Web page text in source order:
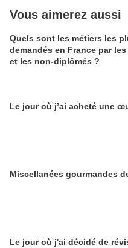
Vous aimerez aussi
Quels sont les métiers les
demandés en France par
et les non-diplômés ?
Le jour où j’ai acheté une
Miscellanées gourmandes
Le jour où j'ai décidé de